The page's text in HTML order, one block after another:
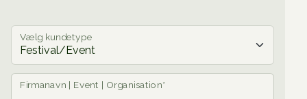
Vælg kundetype
Firmanavn | Event | Organisation*